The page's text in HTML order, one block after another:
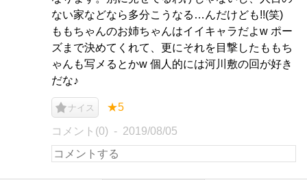
ない家などなら多分こうなる…んだけども!!(笑)
ももちゃんのお姉ちゃんはイイキャラだよw ポー
ズまで決めてくれて、更にそれを目撃したももち
ゃんも写メるとかw 個人的には河川敷の回が好き
だな♪
ナイス ★5
コメント(0) 2019/08/05